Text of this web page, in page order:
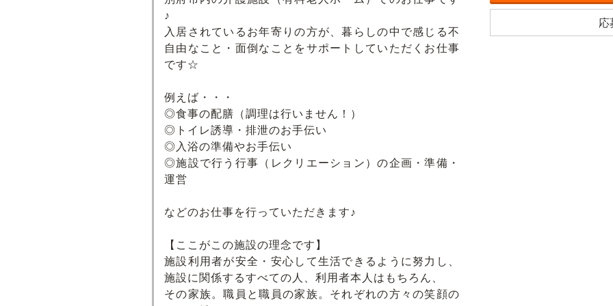
♪
入居されているお年寄りの方が、暮らしの中で感じる不
自由なこと・面倒なことをサポートしていただくお仕事
です☆
例えば・・・
◎食事の配膳（調理は行いません！）
◎トイレ誘導・排泄のお手伝い
◎入浴の準備やお手伝い
◎施設で行う行事（レクリエーション）の企画・準備・
運営
などのお仕事を行っていただきます♪
【ここがこの施設の理念です】
施設利用者が安全・安心して生活できるように努力し、
施設に関係するすべての人、利用者本人はもちろん、
その家族。職員と職員の家族。それぞれの方々の笑顔の
応